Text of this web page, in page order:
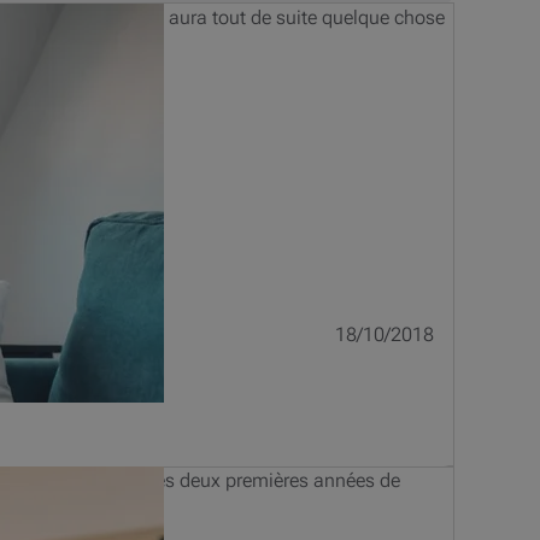
18/10/2018
: l'enfant aura tout de suite quelque chose
avoir terminé les deux premières années de